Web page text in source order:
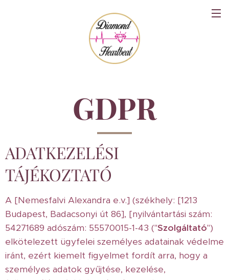
GDPR
ADATKEZELÉSI
TÁJÉKOZTATÓ
A [Nemesfalvi Alexandra e.v.] (székhely: [1213
Budapest, Badacsonyi út 86], [nyilvántartási szám:
54271689 adószám: 55570015-1-43 ("Szolgáltató")
elkötelezett ügyfelei személyes adatainak védelme
iránt, ezért kiemelt figyelmet fordít arra, hogy a
személyes adatok gyűjtése, kezelése,